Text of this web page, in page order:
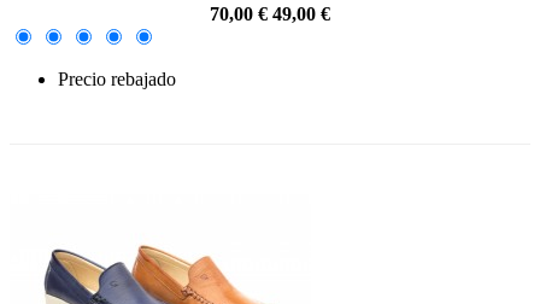
70,00 € 49,00 €
Precio rebajado